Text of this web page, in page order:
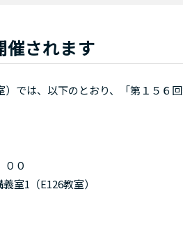
催されます
では、以下のとおり、「第１５６回
０
1（E126教室）